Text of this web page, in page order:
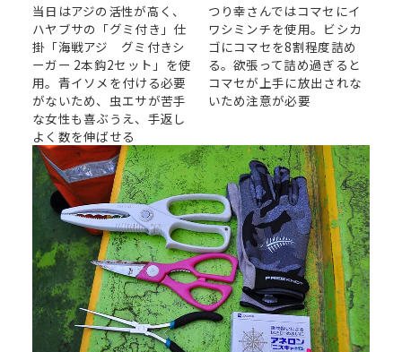
当日はアジの活性が高く、
ハヤブサの「グミ付き」仕
掛「海戦アジ グミ付きシ
ーガー 2本鈎2セット」を使
用。青イソメを付ける必要
がないため、虫エサが苦手
な女性も喜ぶうえ、手返し
よく数を伸ばせる
つり幸さんではコマセにイ
ワシミンチを使用。ビシカ
ゴにコマセを8割程度詰め
る。欲張って詰め過ぎると
コマセが上手に放出されな
いため注意が必要